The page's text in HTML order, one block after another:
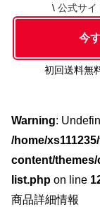
公式サイ
今
初回送料無
Warning:
/home/
content/
list.php on line
商品詳細情報